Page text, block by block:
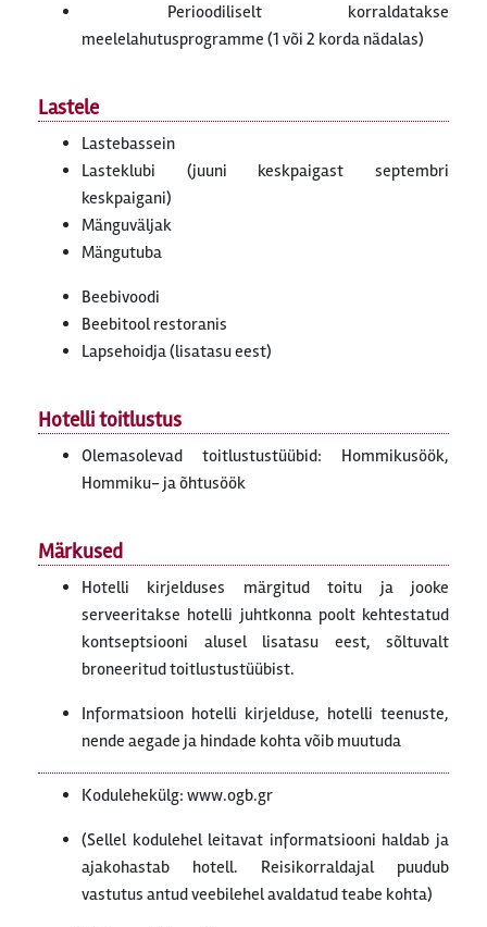
Perioodiliselt korraldatakse
meelelahutusprogramme (1 või 2 korda nädalas)
Lastele
Lastebassein
Lasteklubi (juuni keskpaigast septembri
keskpaigani)
Mänguväljak
Mängutuba
Beebivoodi
Beebitool restoranis
Lapsehoidja (lisatasu eest)
Hotelli toitlustus
Olemasolevad toitlustustüübid: Hommikusöök,
Hommiku- ja õhtusöök
Märkused
Hotelli kirjelduses märgitud toitu ja jooke
serveeritakse hotelli juhtkonna poolt kehtestatud
kontseptsiooni alusel lisatasu eest, sõltuvalt
broneeritud toitlustustüübist.
Informatsioon hotelli kirjelduse, hotelli teenuste,
nende aegade ja hindade kohta võib muutuda
Kodulehekülg: www.ogb.gr
(Sellel kodulehel leitavat informatsiooni haldab ja
ajakohastab hotell. Reisikorraldajal puudub
vastutus antud veebilehel avaldatud teabe kohta)